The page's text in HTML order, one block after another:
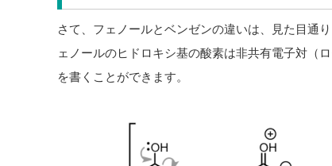
さて、フェノールとベンゼンの違いは、見た目通
ェノールのヒドロキシ基の酸素は非共有電子対（
を書くことができます。